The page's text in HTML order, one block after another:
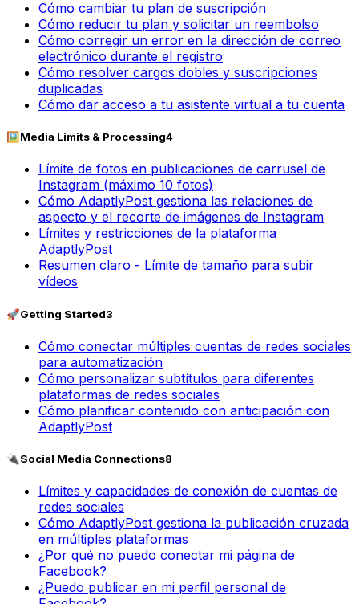
Cómo cambiar tu plan de suscripción
Cómo reducir tu plan y solicitar un reembolso
Cómo corregir un error en la dirección de correo
electrónico durante el registro
Cómo resolver cargos dobles y suscripciones
duplicadas
Cómo dar acceso a tu asistente virtual a tu cuenta
🖼️ Media Limits & Processing4
Límite de fotos en publicaciones de carrusel de
Instagram (máximo 10 fotos)
Cómo AdaptlyPost gestiona las relaciones de
aspecto y el recorte de imágenes de Instagram
Límites y restricciones de la plataforma
AdaptlyPost
Resumen claro - Límite de tamaño para subir
vídeos
🚀Getting Started3
Cómo conectar múltiples cuentas de redes sociales
para automatización
Cómo personalizar subtítulos para diferentes
plataformas de redes sociales
Cómo planificar contenido con anticipación con
AdaptlyPost
🔌Social Media Connections8
Límites y capacidades de conexión de cuentas de
redes sociales
Cómo AdaptlyPost gestiona la publicación cruzada
en múltiples plataformas
¿Por qué no puedo conectar mi página de
Facebook?
¿Puedo publicar en mi perfil personal de